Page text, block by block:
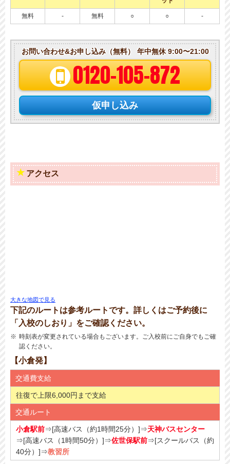
無料 - 無料 ○ ○ -
お問い合わせ&お申し込み（無料） 年中無休 9:00〜21:00
0120-105-872
仮申し込み
アクセス
大きな地図で見る
下記のルートは参考ルートです。詳しくはご予約後に
「入校のしおり」をご確認ください。
時刻表が変更されている場合もございます。ご入校前にご自身でもご確
認ください。
【小倉発】
交通費支給
往復で上限6,000円まで支給
交通ルート
小倉駅前⇒[高速バス（約1時間25分）]⇒天神バスセンター
⇒[高速バス（1時間50分）]⇒佐世保駅前⇒[スクールバス（約
40分）]⇒教習所